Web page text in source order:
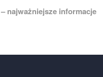
najważniejsze informacje